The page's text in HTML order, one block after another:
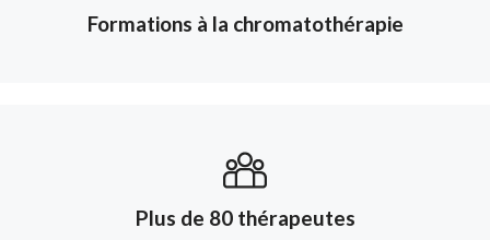
Formations à la chromatothérapie
Plus de 80 thérapeutes